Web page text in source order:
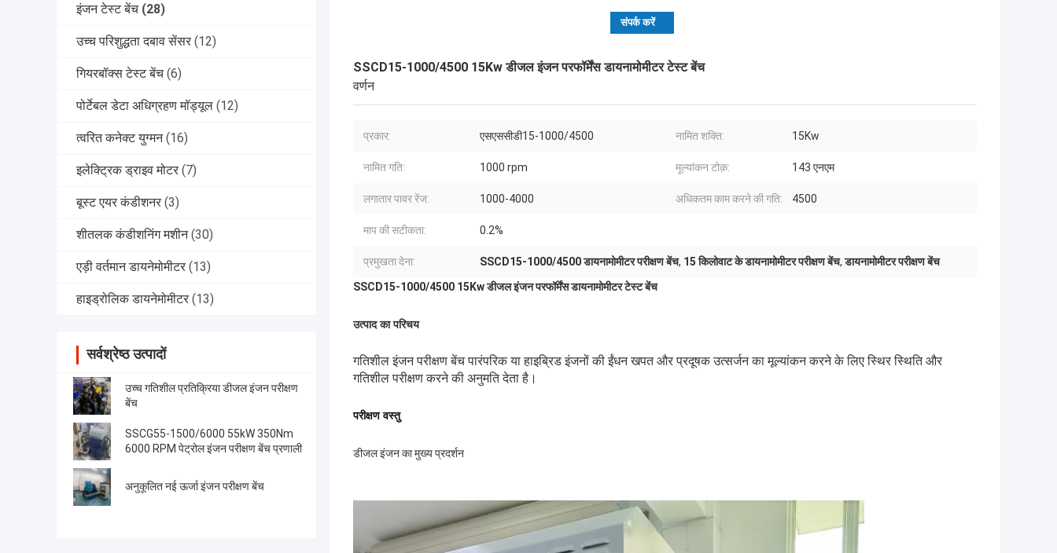
इंजन टेस्ट बेंच (28)
उच्च परिशुद्धता दबाव सेंसर (12)
गियरबॉक्स टेस्ट बेंच (6)
पोर्टेबल डेटा अधिग्रहण मॉड्यूल (12)
त्वरित कनेक्ट युग्मन (16)
इलेक्ट्रिक ड्राइव मोटर (7)
बूस्ट एयर कंडीशनर (3)
शीतलक कंडीशनिंग मशीन (30)
एड़ी वर्तमान डायनेमोमीटर (13)
हाइड्रोलिक डायनेमोमीटर (13)
सर्वश्रेष्ठ उत्पादों
उच्च गतिशील प्रतिक्रिया डीजल इंजन परीक्षण
बेंच
SSCG55-1500/6000 55kW 350Nm
6000 RPM पेट्रोल इंजन परीक्षण बेंच प्रणाली
अनुकूलित नई ऊर्जा इंजन परीक्षण बेंच
संपर्क करें
SSCD15-1000/4500 15Kw डीजल इंजन परफॉर्मेंस डायनामोमीटर टेस्ट बेंच
वर्णन
प्रकार: एसएससीडी15-1000/4500 नामित शक्ति: 15Kw
नामित गति: 1000 rpm मूल्यांकन टोक़: 143 एनएम
लगातार पावर रेंज: 1000-4000 अधिकतम काम करने की गति: 4500
माप की सटीकता: 0.2%
प्रमुखता देना: SSCD15-1000/4500 डायनामोमीटर परीक्षण बेंच, 15 किलोवाट के डायनामोमीटर परीक्षण बेंच,डायनामोमीटर परीक्षण बेंच
SSCD15-1000/4500 15Kw डीजल इंजन परफॉर्मेंस डायनामोमीटर टेस्ट बेंच
उत्पाद का परिचय
गतिशील इंजन परीक्षण बेंच पारंपरिक या हाइब्रिड इंजनों की ईंधन खपत और प्रदूषक उत्सर्जन का मूल्यांकन करने के लिए स्थिर स्थिति और
गतिशील परीक्षण करने की अनुमति देता है।
परीक्षण वस्तु
डीजल इंजन का मुख्य प्रदर्शन